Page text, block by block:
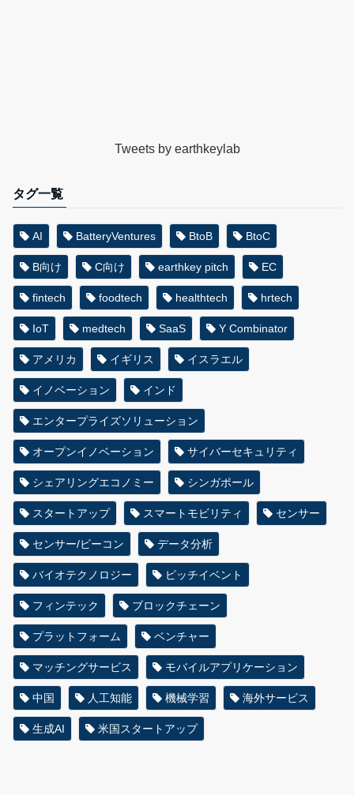
Tweets by earthkeylab
タグ一覧
AI BatteryVentures BtoB BtoC
B向け C向け earthkey pitch EC
fintech foodtech healthtech hrtech
IoT medtech SaaS Y Combinator
アメリカ イギリス イスラエル
イノベーション インド
エンタープライズソリューション
オープンイノベーション サイバーセキュリティ
シェアリングエコノミー シンガポール
スタートアップ スマートモビリティ センサー
センサー/ビーコン データ分析
バイオテクノロジー ピッチイベント
フィンテック ブロックチェーン
プラットフォーム ベンチャー
マッチングサービス モバイルアプリケーション
中国 人工知能 機械学習 海外サービス
生成AI 米国スタートアップ